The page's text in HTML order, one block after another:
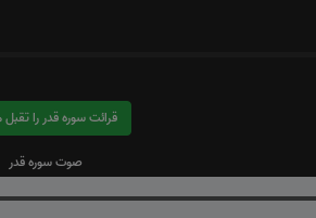
قرائت سوره قدر را تقبل میکنم
صوت سوره قدر